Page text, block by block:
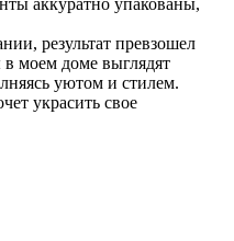
результат превзошел
моем доме выглядят
уютом и стилем.
украсить свое